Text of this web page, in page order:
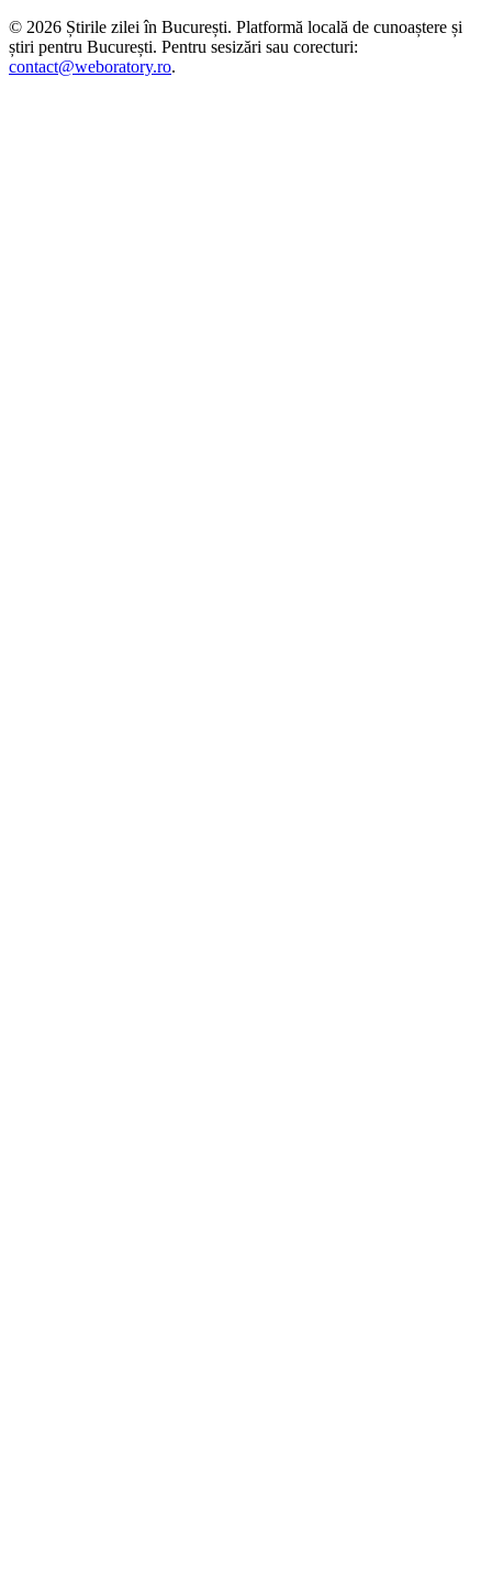
© 2026 Știrile zilei în București. Platformă locală de cunoaștere și
știri pentru București. Pentru sesizări sau corecturi:
contact@weboratory.ro.